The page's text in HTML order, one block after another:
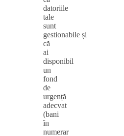
datoriile
tale
sunt
gestionabile și
că
ai
disponibil
un
fond
de
urgență
adecvat
(bani
în
numerar